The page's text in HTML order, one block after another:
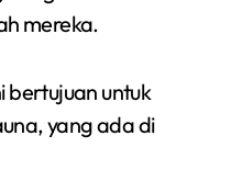
mereka.
bertujuan untuk
yang ada di
3-